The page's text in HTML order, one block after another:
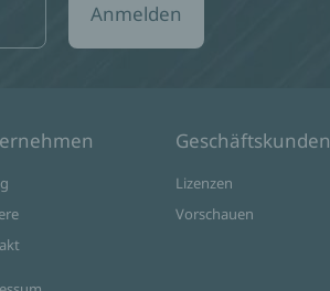
Anmelden
Geschäftskunden
Lizenzen
Vorschauen